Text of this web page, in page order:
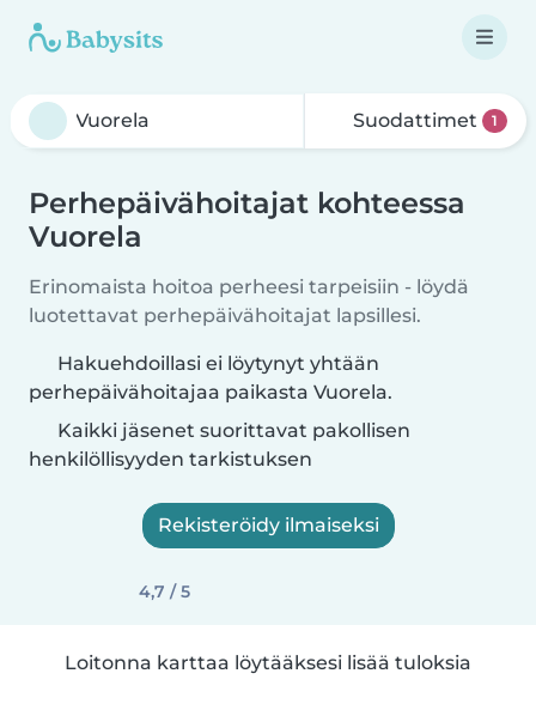
Suodattimet 1
Perhepäivähoitajat kohteessa
Vuorela
Erinomaista hoitoa perheesi tarpeisiin - löydä
luotettavat perhepäivähoitajat lapsillesi.
Hakuehdoillasi ei löytynyt yhtään
perhepäivähoitajaa paikasta Vuorela.
Kaikki jäsenet suorittavat pakollisen
henkilöllisyyden tarkistuksen
Rekisteröidy ilmaiseksi
4,7 / 5
Loitonna karttaa löytääksesi lisää tuloksia